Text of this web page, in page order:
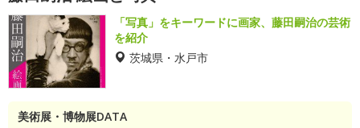
「写真」をキーワードに画家、藤田嗣治の芸術
を紹介
茨城県・水戸市
美術展・博物展DATA